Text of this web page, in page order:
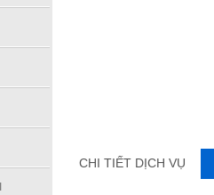
CHI TIẾT DỊCH VỤ